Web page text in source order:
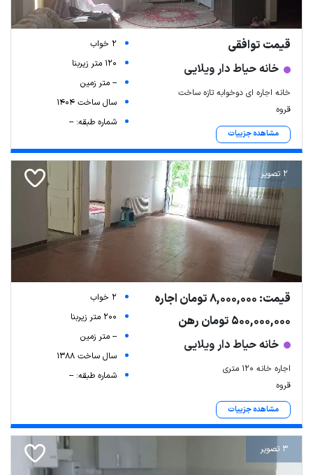
قیمت توافقی
خانه حیاط دار ویلایی
خانه اجاره ای دوخوابه تازه ساخت
قروه
مشاهده جزییات
2 خواب
120 متر زیربنا
-- متر زمین
سال ساخت 1404
شماره طبقه: --
2 تصویر
قیمت: 8,000,000 تومان اجاره
500,000,000 تومان رهن
خانه حیاط دار ویلایی
اجاره خانه ۱۲۰ متری
قروه
مشاهده جزییات
2 خواب
200 متر زیربنا
-- متر زمین
سال ساخت 1388
شماره طبقه: --
3 تصویر